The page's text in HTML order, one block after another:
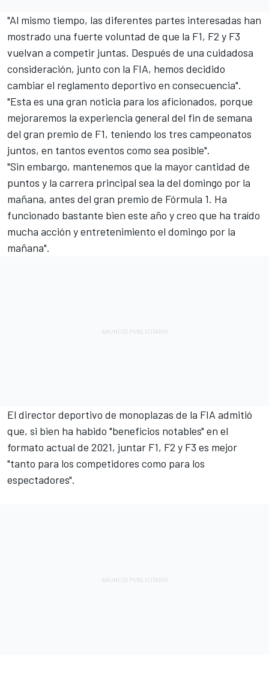
"Al mismo tiempo, las diferentes partes interesadas han
mostrado una fuerte voluntad de que la F1, F2 y F3
vuelvan a competir juntas. Después de una cuidadosa
consideración, junto con la FIA, hemos decidido
cambiar el reglamento deportivo en consecuencia".
"Esta es una gran noticia para los aficionados, porque
mejoraremos la experiencia general del fin de semana
del gran premio de F1, teniendo los tres campeonatos
juntos, en tantos eventos como sea posible".
"Sin embargo, mantenemos que la mayor cantidad de
puntos y la carrera principal sea la del domingo por la
mañana, antes del gran premio de Fórmula 1. Ha
funcionado bastante bien este año y creo que ha traído
mucha acción y entretenimiento el domingo por la
mañana".
El director deportivo de monoplazas de la FIA admitió
que, si bien ha habido "beneficios notables" en el
formato actual de 2021, juntar F1, F2 y F3 es mejor
"tanto para los competidores como para los
espectadores".